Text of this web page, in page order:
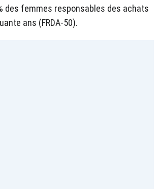
des femmes responsables des achats
ans (FRDA-50).